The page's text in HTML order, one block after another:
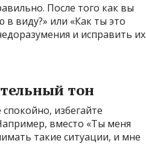
После того как вы
виду?» или «Как ты это
и исправить их
тон
избегайте
вместо «Ты меня
такие ситуации, и мне